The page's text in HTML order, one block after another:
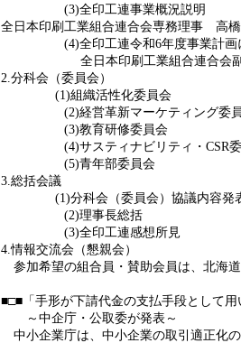
(3)全印工連事業概況
全日本印刷工業組合連合会専務理事 高
(4)全印工連令和6年度事業計画
全日本印刷工業組合連合会副
2.分科会（委員会）
(1)組織活性化委員会
(2)経営革新マーケティング委
(3)教育研修委員会
(4)サスティナビリティ・CSR委
(5)青年部委員会
3.総括会議
(1)分科会（委員会）協議内容発
(2)理事長総括
(3)全印工連感想所見
4.情報交流会（懇親会）
参加希望の組合員・賛助会員は、北海道
■□■「手形が下請代金の支払手段として
～中企庁・公取委が発表～
中小企業庁は、中小企業の取引適正化